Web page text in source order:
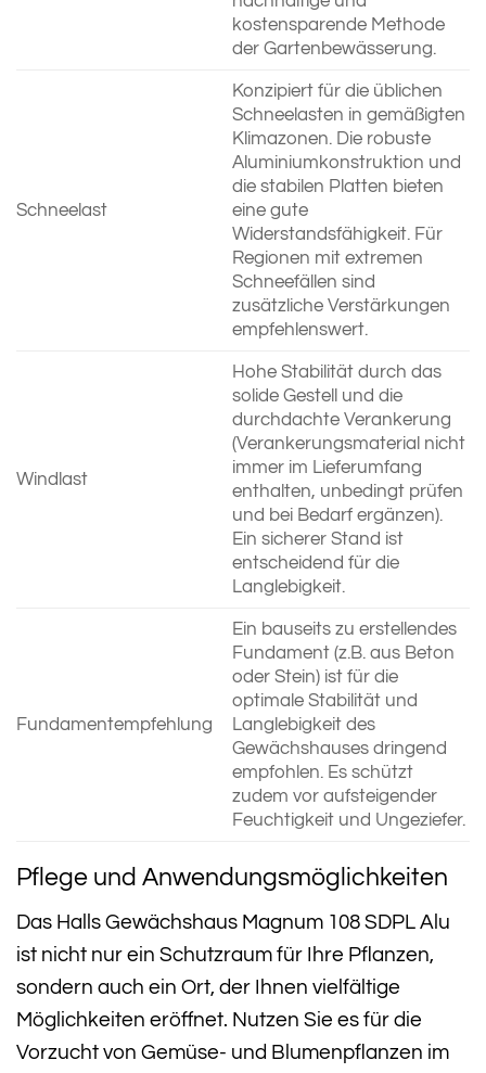
kostensparende Methode
der Gartenbewässerung.
Schneelast
Konzipiert für die üblichen
Schneelasten in gemäßigten
Klimazonen. Die robuste
Aluminiumkonstruktion und
die stabilen Platten bieten
eine gute
Widerstandsfähigkeit. Für
Regionen mit extremen
Schneefällen sind
zusätzliche Verstärkungen
empfehlenswert.
Windlast
Hohe Stabilität durch das
solide Gestell und die
durchdachte Verankerung
(Verankerungsmaterial nicht
immer im Lieferumfang
enthalten, unbedingt prüfen
und bei Bedarf ergänzen).
Ein sicherer Stand ist
entscheidend für die
Langlebigkeit.
Fundamentempfehlung
Ein bauseits zu erstellendes
Fundament (z.B. aus Beton
oder Stein) ist für die
optimale Stabilität und
Langlebigkeit des
Gewächshauses dringend
empfohlen. Es schützt
zudem vor aufsteigender
Feuchtigkeit und Ungeziefer.
Pflege und Anwendungsmöglichkeiten
Das Halls Gewächshaus Magnum 108 SDPL Alu
ist nicht nur ein Schutzraum für Ihre Pflanzen,
sondern auch ein Ort, der Ihnen vielfältige
Möglichkeiten eröffnet. Nutzen Sie es für die
Vorzucht von Gemüse- und Blumenpflanzen im